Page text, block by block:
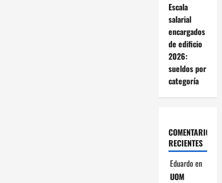
Escala
salarial
encargados
de edificio
2026:
sueldos por
categoría
COMENTARIOS
RECIENTES
Eduardo en
UOM